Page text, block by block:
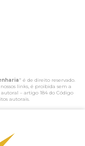
" é de direito reservado.
links, é proibida sem a
– artigo 184 do Código
autorais.